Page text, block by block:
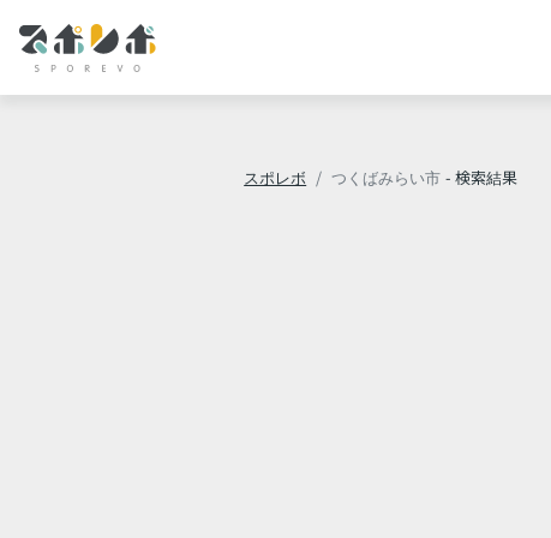
スポレボ つくばみらい市 - 検索結果